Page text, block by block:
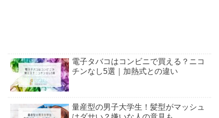
電子タバコはコンビニで買える？ニコ
チンなし5選｜加熱式との違い
量産型の男子大学生！髪型がマッシュ